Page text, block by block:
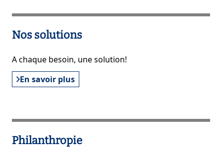
Nos solutions
A chaque besoin, une solution!
En savoir plus
Philanthropie